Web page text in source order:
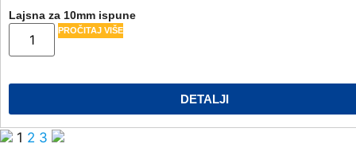
Lajsna za 10mm ispune
PROČITAJ VIŠE
DETALJI
1 2 3